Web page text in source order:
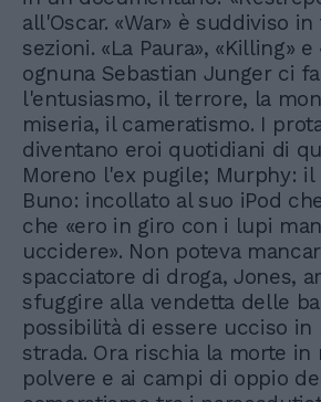
all'Oscar. «War» è suddiviso
sezioni. «La Paura», «Killing» e
ognuna Sebastian Junger ci
l'entusiasmo, il terrore, la
miseria, il cameratismo. I
diventano eroi quotidiani di
Moreno l'ex pugile; Murphy: il
Buno: incollato al suo iPod
che «ero in giro con i lupi
uccidere». Non poteva
spacciatore di droga, Jones,
sfuggire alla vendetta delle
possibilità di essere ucciso in
strada. Ora rischia la morte in
polvere e ai campi di oppio